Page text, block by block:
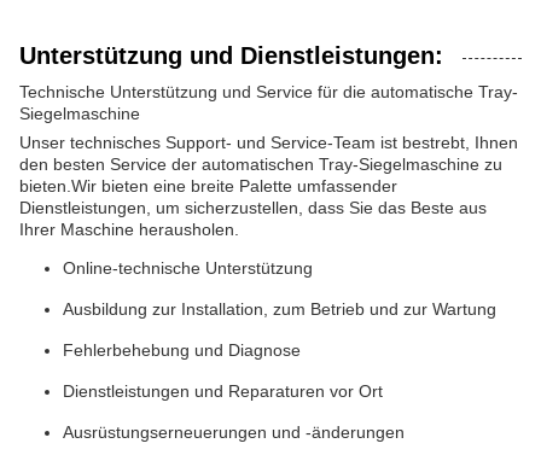
Unterstützung und Dienstleistungen:
Technische Unterstützung und Service für die automatische Tray-
Siegelmaschine
Unser technisches Support- und Service-Team ist bestrebt, Ihnen
den besten Service der automatischen Tray-Siegelmaschine zu
bieten.Wir bieten eine breite Palette umfassender
Dienstleistungen, um sicherzustellen, dass Sie das Beste aus
Ihrer Maschine herausholen.
Online-technische Unterstützung
Ausbildung zur Installation, zum Betrieb und zur Wartung
Fehlerbehebung und Diagnose
Dienstleistungen und Reparaturen vor Ort
Ausrüstungserneuerungen und -änderungen